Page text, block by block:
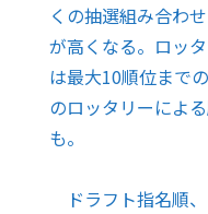
くの抽選組み合わ
が高くなる。ロッ
は最大10順位まで
のロッタリーによ
も。
ドラフト指名順